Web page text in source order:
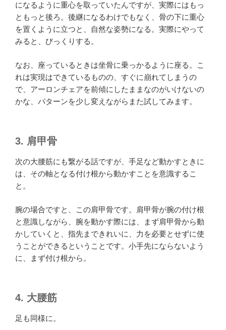
になるように重心を取っていたんですが、実際にはもっ
ともっと後ろ。後継になるわけでもなく、骨の下に重心
を置くように立つと、自然な姿勢になる。実際にやって
みると、びっくりする。
なお、座っているときは坐骨に乗っかるように座る。こ
れは実現はできているものの、すぐに崩れてしまうの
で、アーロンチェアを前傾にしたままなのがいけないの
かな、パターンを少し変えながらまた試してみます。
3. 肩甲骨
次の大腰筋にも繋がる話ですが、手足など動かすときに
は、その軸となる付け根から動かすことを意識するこ
と。
腕の場合ですと、この肩甲骨です。肩甲骨が腕の付け根
と意識しながら、腕を動かす際には、まず肩甲骨から動
かしていくと、指先まできれいに、力を必要とせずに使
うことができるということです。小手先にならないよう
に、まず付け根から。
4. 大腰筋
足も同様に。